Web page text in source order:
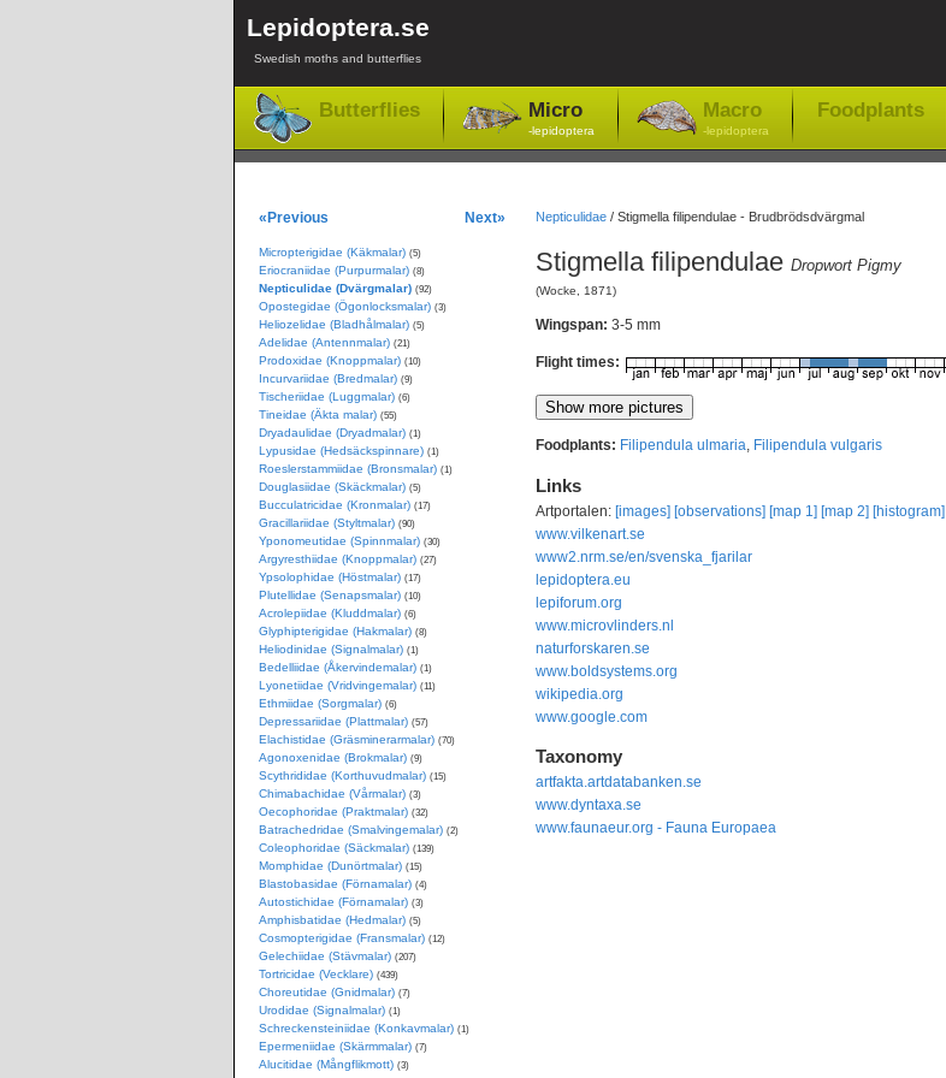
Lepidoptera.se
Swedish moths and butterflies
Butterflies Micro
-lepidoptera
Macro
-lepidoptera
Foodplants
Nepticulidae/ Stigmella filipendulae - Brudbrödsdvärgmal
Stigmella filipendulae Dropwort Pigmy
(Wocke, 1871)
Wingspan: 3-5 mm
Flight times:
Foodplants: Filipendula ulmaria, Filipendula vulgaris
Links
Artportalen: [images] [observations] [map 1] [map 2] [histogram]
www.vilkenart.se
www2.nrm.se/en/svenska_fjarilar
lepidoptera.eu
lepiforum.org
www.microvlinders.nl
naturforskaren.se
www.boldsystems.org
wikipedia.org
www.google.com
Taxonomy
artfakta.artdatabanken.se
www.dyntaxa.se
www.faunaeur.org - Fauna Europaea
«Previous Next»
Micropterigidae (Käkmalar) (5)
Eriocraniidae (Purpurmalar) (8)
Nepticulidae (Dvärgmalar) (92)
Opostegidae (Ögonlocksmalar) (3)
Heliozelidae (Bladhålmalar) (5)
Adelidae (Antennmalar) (21)
Prodoxidae (Knoppmalar) (10)
Incurvariidae (Bredmalar) (9)
Tischeriidae (Luggmalar) (6)
Tineidae (Äkta malar) (55)
Dryadaulidae (Dryadmalar) (1)
Lypusidae (Hedsäckspinnare) (1)
Roeslerstammiidae (Bronsmalar) (1)
Douglasiidae (Skäckmalar) (5)
Bucculatricidae (Kronmalar) (17)
Gracillariidae (Styltmalar) (90)
Yponomeutidae (Spinnmalar) (30)
Argyresthiidae (Knoppmalar) (27)
Ypsolophidae (Höstmalar) (17)
Plutellidae (Senapsmalar) (10)
Acrolepiidae (Kluddmalar) (6)
Glyphipterigidae (Hakmalar) (8)
Heliodinidae (Signalmalar) (1)
Bedelliidae (Åkervindemalar) (1)
Lyonetiidae (Vridvingemalar) (11)
Ethmiidae (Sorgmalar) (6)
Depressariidae (Plattmalar) (57)
Elachistidae (Gräsminerarmalar) (70)
Agonoxenidae (Brokmalar) (9)
Scythrididae (Korthuvudmalar) (15)
Chimabachidae (Vårmalar) (3)
Oecophoridae (Praktmalar) (32)
Batrachedridae (Smalvingemalar) (2)
Coleophoridae (Säckmalar) (139)
Momphidae (Dunörtmalar) (15)
Blastobasidae (Förnamalar) (4)
Autostichidae (Förnamalar) (3)
Amphisbatidae (Hedmalar) (5)
Cosmopterigidae (Fransmalar) (12)
Gelechiidae (Stävmalar) (207)
Tortricidae (Vecklare) (439)
Choreutidae (Gnidmalar) (7)
Urodidae (Signalmalar) (1)
Schreckensteiniidae (Konkavmalar) (1)
Epermeniidae (Skärmmalar) (7)
Alucitidae (Mångflikmott) (3)